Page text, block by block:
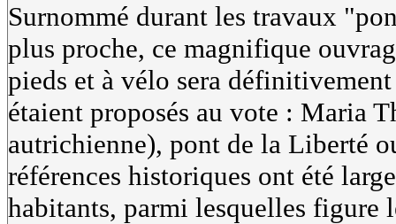
Surnommé durant les travaux
plus proche, ce magnifique
pieds et à vélo sera
étaient proposés au vote : Maria
autrichienne), pont de la Liberté
références historiques ont été
habitants, parmi lesquelles figure